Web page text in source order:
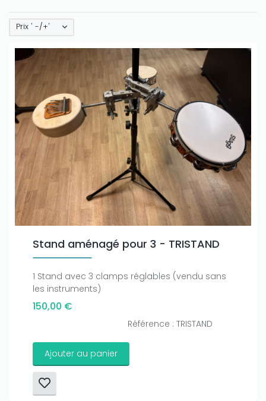
Prix ' -/+'
Stand aménagé pour 3 - TRISTAND
1 Stand avec 3 clamps réglables (vendu sans
les instruments)
150,00 €
Référence : TRISTAND
Ajouter au panier